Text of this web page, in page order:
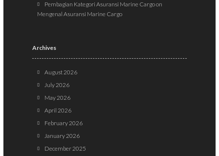
Pembagian Kategori Asuransi Marine Cargoon
Mengenal Asuransi Marine Cargo
Archives
August 2026
July 2026
May 2026
April 2026
February 2026
January 2026
December 2025